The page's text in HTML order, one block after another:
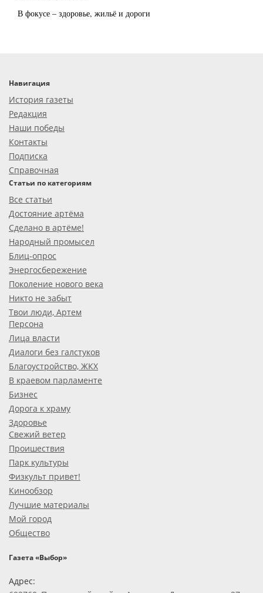
В фокусе – здоровье, жильё и дороги
Навигация
История газеты
Редакция
Наши победы
Контакты
Подписка
Справочная
Статьи по категориям
Все статьи
Достояние артёма
Сделано в артёме!
Народный промысел
Блиц-опрос
Энергосбережение
Поколение нового века
Никто не забыт
Твои люди, Артем
Персона
Лица власти
Диалоги без галстуков
Благоустройство, ЖКХ
В краевом парламенте
Бизнес
Дорога к храму
Здоровье
Свежий ветер
Проишествия
Парк культуры
Физкульт привет!
Кинообзор
Лучшие материалы
Мой город
Общество
Газета «Выбор»
Адрес: